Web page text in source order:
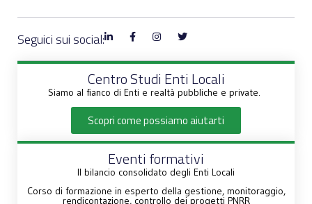
Seguici sui social:
Centro Studi Enti Locali
Siamo al fianco di Enti e realtà pubbliche e private.
Scopri come possiamo aiutarti
Eventi formativi
Il bilancio consolidato degli Enti Locali
Corso di formazione in esperto della gestione, monitoraggio,
rendicontazione, controllo dei progetti PNRR